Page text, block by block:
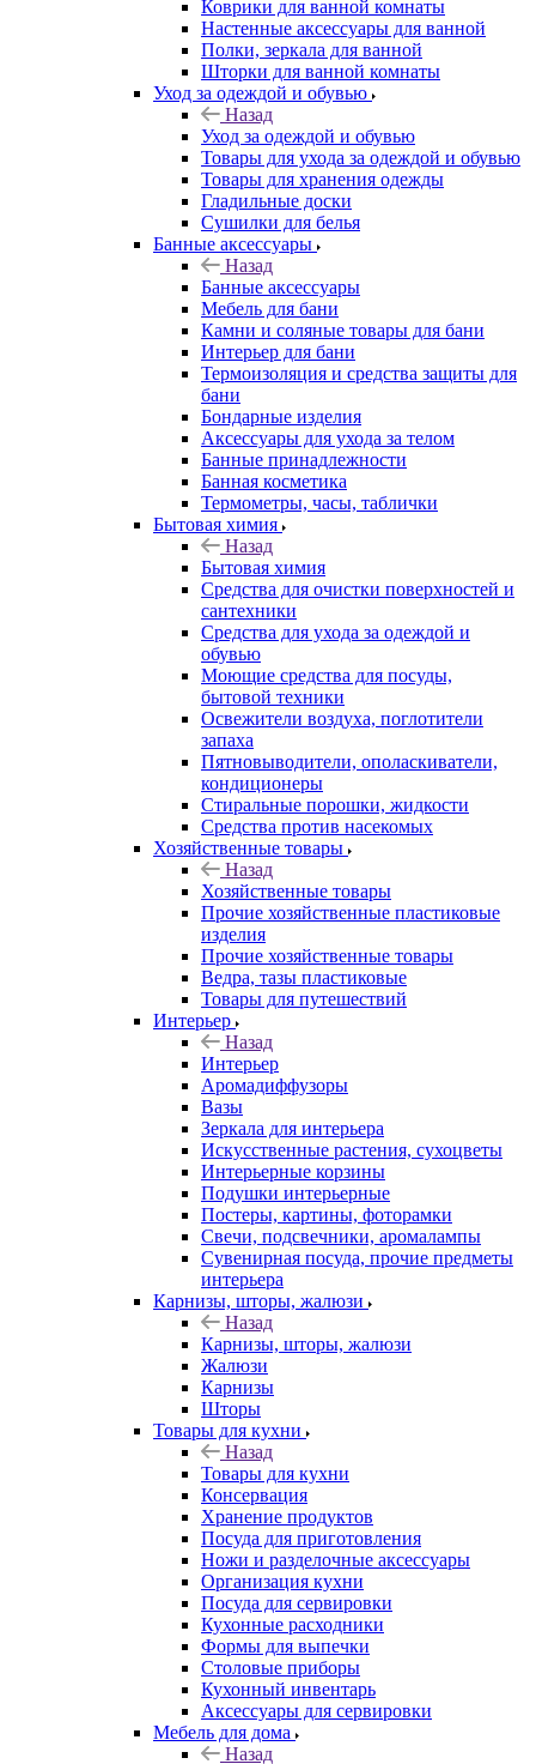
Коврики для ванной комнаты
Настенные аксессуары для ванной
Полки, зеркала для ванной
Шторки для ванной комнаты
Уход за одеждой и обувью
Назад
Уход за одеждой и обувью
Товары для ухода за одеждой и обувью
Товары для хранения одежды
Гладильные доски
Сушилки для белья
Банные аксессуары
Назад
Банные аксессуары
Мебель для бани
Камни и соляные товары для бани
Интерьер для бани
Термоизоляция и средства защиты для
бани
Бондарные изделия
Аксеcсуары для ухода за телом
Банные принадлежности
Банная косметика
Термометры, часы, таблички
Бытовая химия
Назад
Бытовая химия
Средства для очистки поверхностей и
сантехники
Средства для ухода за одеждой и
обувью
Моющие средства для посуды,
бытовой техники
Освежители воздуха, поглотители
запаха
Пятновыводители, ополаскиватели,
кондиционеры
Стиральные порошки, жидкости
Средства против насекомых
Хозяйственные товары
Назад
Хозяйственные товары
Прочие хозяйственные пластиковые
изделия
Прочие хозяйственные товары
Ведра, тазы пластиковые
Товары для путешествий
Интерьер
Назад
Интерьер
Аромадиффузоры
Вазы
Зеркала для интерьера
Искусственные растения, сухоцветы
Интерьерные корзины
Подушки интерьерные
Постеры, картины, фоторамки
Свечи, подсвечники, аромалампы
Сувенирная посуда, прочие предметы
интерьера
Карнизы, шторы, жалюзи
Назад
Карнизы, шторы, жалюзи
Жалюзи
Карнизы
Шторы
Товары для кухни
Назад
Товары для кухни
Консервация
Хранение продуктов
Посуда для приготовления
Ножи и разделочные аксессуары
Организация кухни
Посуда для сервировки
Кухонные расходники
Формы для выпечки
Столовые приборы
Кухонный инвентарь
Аксессуары для сервировки
Мебель для дома
Назад